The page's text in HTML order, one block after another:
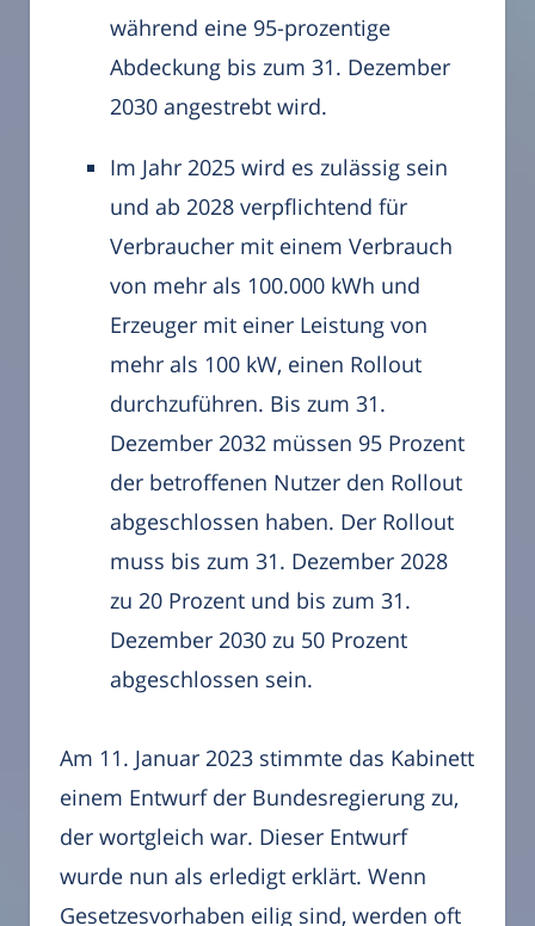
während eine 95-prozentige
Abdeckung bis zum 31. Dezember
2030 angestrebt wird.
Im Jahr 2025 wird es zulässig sein
und ab 2028 verpflichtend für
Verbraucher mit einem Verbrauch
von mehr als 100.000 kWh und
Erzeuger mit einer Leistung von
mehr als 100 kW, einen Rollout
durchzuführen. Bis zum 31.
Dezember 2032 müssen 95 Prozent
der betroffenen Nutzer den Rollout
abgeschlossen haben. Der Rollout
muss bis zum 31. Dezember 2028
zu 20 Prozent und bis zum 31.
Dezember 2030 zu 50 Prozent
abgeschlossen sein.
Am 11. Januar 2023 stimmte das Kabinett
einem Entwurf der Bundesregierung zu,
der wortgleich war. Dieser Entwurf
wurde nun als erledigt erklärt. Wenn
Gesetzesvorhaben eilig sind, werden oft